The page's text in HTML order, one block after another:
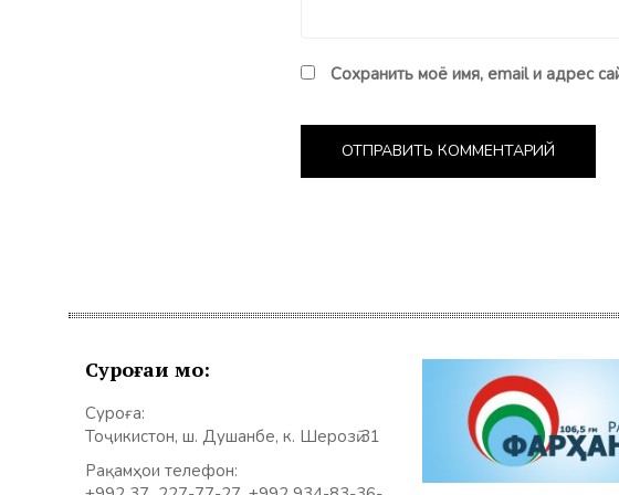
Сохранить моё имя, email и адрес
Суроғаи мо:
Суроға:
Тоҷикистон, ш. Душанбе, к. Шерозӣ 31
Рақамҳои телефон: